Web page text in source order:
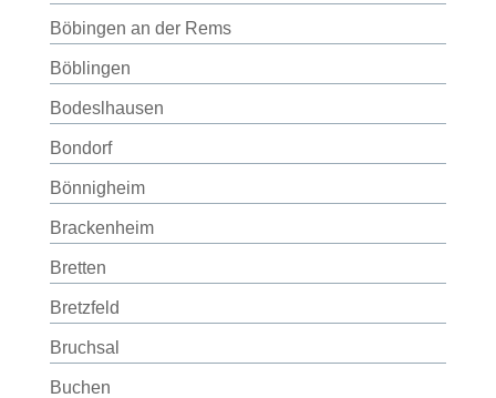
Böbingen an der Rems
Böblingen
Bodeslhausen
Bondorf
Bönnigheim
Brackenheim
Bretten
Bretzfeld
Bruchsal
Buchen